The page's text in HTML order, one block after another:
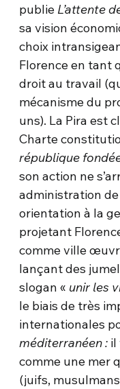
publie L’attente
sa vision
choix
Florence en tant
droit au travail
mécanisme du
uns). La Pira est
Charte
république
son action ne
administration
orientation à la
projetant
comme ville
lançant des
slogan « unir les
le biais de très
internationales
méditerranéen : il
comme une mer
(juifs,